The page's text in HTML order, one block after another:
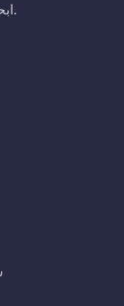
ابحث وراقب وعالج بيانات الاعتماد المخترقة في ثوانٍ.